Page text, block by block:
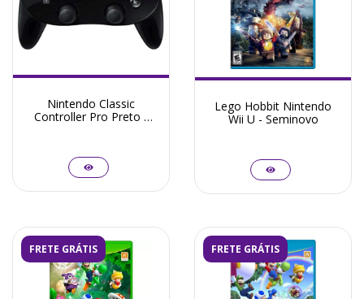
Nintendo Classic
Controller Pro Preto -
Lego Hobbit Nintendo
Wii U - Seminovo
FRETE GRÁTIS FRETE GRÁTIS